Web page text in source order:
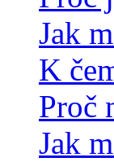
Jak
K
Proč
Jak